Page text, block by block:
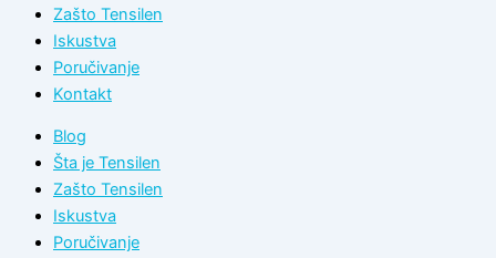
Zašto Tensilen
Iskustva
Poručivanje
Kontakt
Blog
Šta je Tensilen
Zašto Tensilen
Iskustva
Poručivanje